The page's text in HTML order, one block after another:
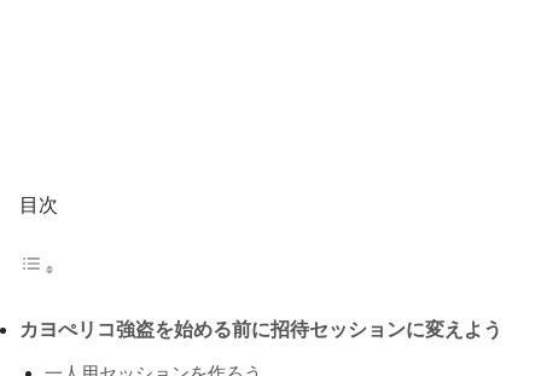
目次
カヨぺリコ強盗を始める前に招待セッションに変えよう